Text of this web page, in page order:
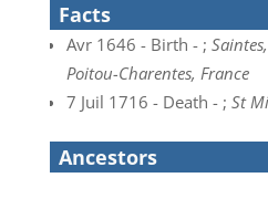
Facts
Avr 1646 - Birth - ;
Poitou-Charentes, France
7 Juil 1716 - Death - ; St
Ancestors